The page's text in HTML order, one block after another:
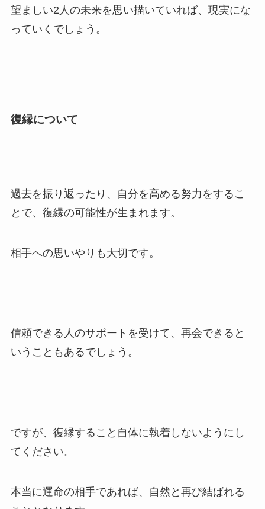
望ましい2人の未来を思い描いていれば、現実にな
っていくでしょう。
復縁について
過去を振り返ったり、自分を高める努力をするこ
とで、復縁の可能性が生まれます。
相手への思いやりも大切です。
信頼できる人のサポートを受けて、再会できると
いうこともあるでしょう。
ですが、復縁すること自体に執着しないようにし
てください。
本当に運命の相手であれば、自然と再び結ばれる